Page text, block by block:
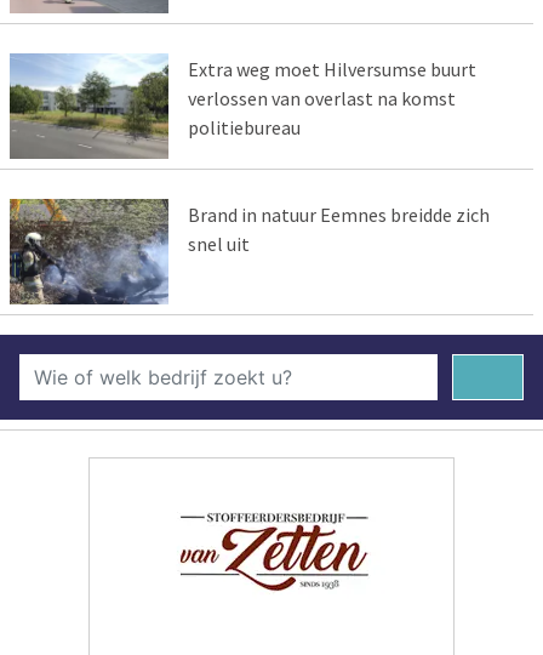
Extra weg moet Hilversumse buurt
verlossen van overlast na komst
politiebureau
Brand in natuur Eemnes breidde zich
snel uit